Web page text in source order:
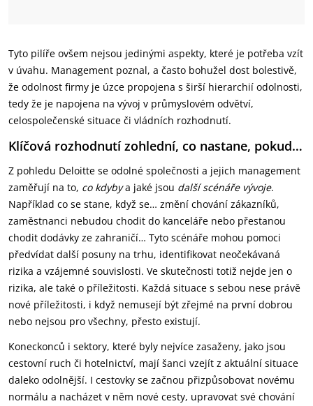
Tyto pilíře ovšem nejsou jedinými aspekty, které je potřeba vzít
v úvahu. Management poznal, a často bohužel dost bolestivě,
že odolnost firmy je úzce propojena s širší hierarchií odolnosti,
tedy že je napojena na vývoj v průmyslovém odvětví,
celospolečenské situace či vládních rozhodnutí.
Klíčová rozhodnutí zohlední, co nastane, pokud…
Z pohledu Deloitte se odolné společnosti a jejich management
zaměřují na to, co kdybya jaké jsou další scénáře vývoje.
Například co se stane, když se… změní chování zákazníků,
zaměstnanci nebudou chodit do kanceláře nebo přestanou
chodit dodávky ze zahraničí… Tyto scénáře mohou pomoci
předvídat další posuny na trhu, identifikovat neočekávaná
rizika a vzájemné souvislosti. Ve skutečnosti totiž nejde jen o
rizika, ale také o příležitosti. Každá situace s sebou nese právě
nové příležitosti, i když nemusejí být zřejmé na první dobrou
nebo nejsou pro všechny, přesto existují.
Koneckonců i sektory, které byly nejvíce zasaženy, jako jsou
cestovní ruch či hotelnictví, mají šanci vzejít z aktuální situace
daleko odolnější. I cestovky se začnou přizpůsobovat novému
normálu a nacházet v něm nové cesty, upravovat své chování